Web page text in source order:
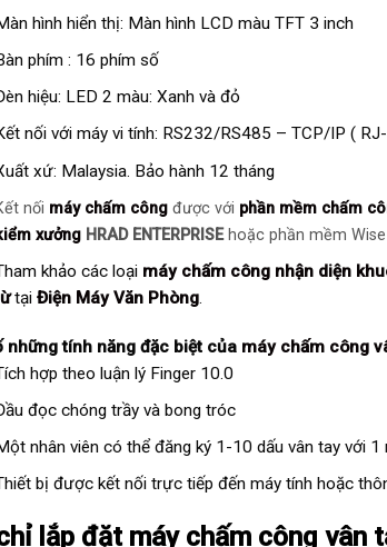
hình hiển thị: Màn hình LCD màu TFT 3 inch
phím : 16 phím số
hiệu: LED 2 màu: Xanh và đỏ
nối với máy vi tính: RS232/RS485 – TCP/IP (
xứ: Malaysia. Bảo hành 12 tháng
nối máy chấm côngđược với phần mềm chấm
xưởng HRAD ENTERPRISE hoặc phần mềm
khảo các loại máy chấm công nhận diện
tại Điện Máy Văn Phòng.
những tính năng đặc biệt của máy chấm công
hợp theo luận lý Finger 10.0
đọc chóng trầy và bong tróc
nhân viên có thể đăng ký 1-10 dấu vân tay với 1
bị được kết nối trực tiếp đến máy tính hoặc
lắp đặt máy chấm công vân